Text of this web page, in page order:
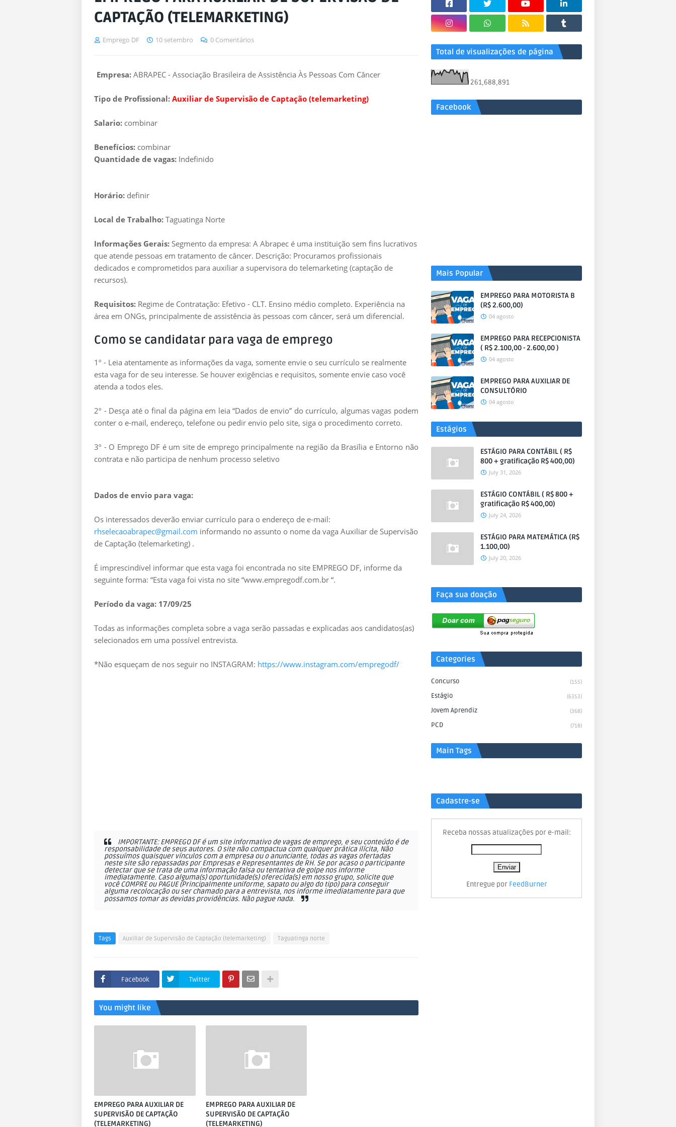
CAPTAÇÃO (TELEMARKETING)
Emprego DF 10 setembro 0 Comentários
Empresa: ABRAPEC - Associação Brasileira de Assistência Às Pessoas Com Câncer
Tipo de Profissional: Auxiliar de Supervisão de Captação (telemarketing)
Salario: combinar
Benefícios: combinar
Quantidade de vagas: Indefinido
Horário: definir
Local de Trabalho: Taguatinga Norte
Informações Gerais: Segmento da empresa: A Abrapec é uma instituição sem fins lucrativos
que atende pessoas em tratamento de câncer. Descrição: Procuramos profissionais
dedicados e comprometidos para auxiliar a supervisora do telemarketing (captação de
recursos).
Requisitos: Regime de Contratação: Efetivo - CLT. Ensino médio completo. Experiência na
área em ONGs, principalmente de assistência às pessoas com câncer, será um diferencial.
Como se candidatar para vaga de emprego
1º - Leia atentamente as informações da vaga, somente envie o seu currículo se realmente
esta vaga for de seu interesse. Se houver exigências e requisitos, somente envie caso você
atenda a todos eles.
2º - Desça até o final da página em leia “Dados de envio” do currículo, algumas vagas podem
conter o e-mail, endereço, telefone ou pedir envio pelo site, siga o procedimento correto.
3º - O Emprego DF é um site de emprego principalmente na região da Brasília e Entorno não
contrata e não participa de nenhum processo seletivo
Dados de envio para vaga:
Os interessados deverão enviar currículo para o endereço de e-mail:
rhselecaoabrapec@gmail.com informando no assunto o nome da vaga Auxiliar de Supervisão
de Captação (telemarketing) .
É imprescindível informar que esta vaga foi encontrada no site EMPREGO DF, informe da
seguinte forma: “Esta vaga foi vista no site “www.empregodf.com.br “.
Período da vaga: 17/09/25
Todas as informações completa sobre a vaga serão passadas e explicadas aos candidatos(as)
selecionados em uma possível entrevista.
*Não esqueçam de nos seguir no INSTAGRAM: https://www.instagram.com/empregodf/
IMPORTANTE: EMPREGO DF é um site informativo de vagas de emprego, e seu conteúdo é de
responsabilidade de seus autores. O site não compactua com qualquer prática ilícita, Não
possuímos quaisquer vínculos com a empresa ou o anunciante, todas as vagas ofertadas
neste site são repassadas por Empresas e Representantes de RH. Se por acaso o participante
detectar que se trata de uma informação falsa ou tentativa de golpe nos informe
imediatamente. Caso alguma(s) oportunidade(s) oferecida(s) em nosso grupo, solicite que
você COMPRE ou PAGUE (Principalmente uniforme, sapato ou algo do tipo) para conseguir
alguma recolocação ou ser chamado para a entrevista, nos informe imediatamente para que
possamos tomar as devidas providências. Não pague nada.
Tags Auxiliar de Supervisão de Captação (telemarketing) Taguatinga norte
Facebook Twitter
You might like
EMPREGO PARA AUXILIAR DE
SUPERVISÃO DE CAPTAÇÃO
(TELEMARKETING)
EMPREGO PARA AUXILIAR DE
SUPERVISÃO DE CAPTAÇÃO
(TELEMARKETING)
Total de visualizações de página
261,688,891
Facebook
Mais Popular
EMPREGO PARA MOTORISTA B
(R$ 2.600,00)
04 agosto
EMPREGO PARA RECEPCIONISTA
( R$ 2.100,00 - 2.600,00 )
04 agosto
EMPREGO PARA AUXILIAR DE
CONSULTÓRIO
04 agosto
Estágios
ESTÁGIO PARA CONTÁBIL ( R$
800 + gratificação R$ 400,00)
July 31, 2026
ESTÁGIO CONTÁBIL ( R$ 800 +
gratificação R$ 400,00)
July 24, 2026
ESTÁGIO PARA MATEMÁTICA (R$
1.100,00)
July 20, 2026
Faça sua doação
Categories
Concurso (155)
Estágio (6353)
Jovem Aprendiz (368)
PCD (718)
Main Tags
Cadastre-se
Receba nossas atualizações por e-mail:
Entregue por FeedBurner